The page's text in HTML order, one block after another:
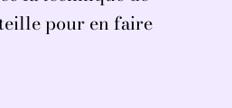
pour en faire